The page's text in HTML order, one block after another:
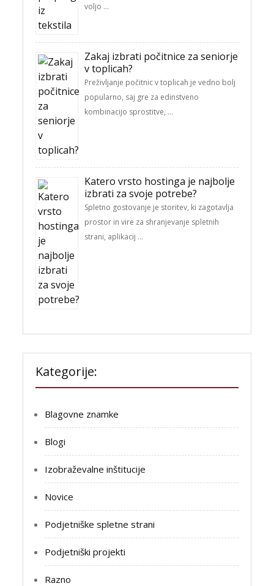
voljo …
Zakaj izbrati počitnice za seniorje
v toplicah?
Preživljanje počitnic v toplicah je vedno bolj
popularno, saj gre za edinstveno
kombinacijo sprostitve, …
Katero vrsto hostinga je najbolje
izbrati za svoje potrebe?
Spletno gostovanje je storitev, ki zagotavlja
prostor in vire za shranjevanje spletnih
strani, aplikacij …
Kategorije:
Blagovne znamke
Blogi
Izobraževalne inštitucije
Novice
Podjetniške spletne strani
Podjetniški projekti
Razno